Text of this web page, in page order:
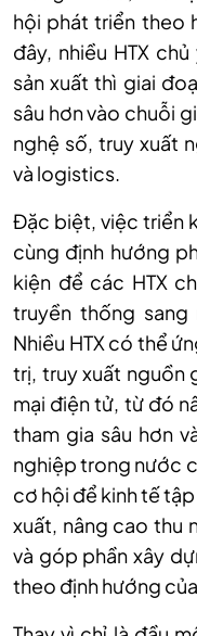
hội phát triển theo
đây, nhiều HTX
sản xuất thì giai
sâu hơn vào chuỗi
nghệ số, truy xuất
và logistics.
Đặc biệt, việc triển
cùng định hướng
kiện để các HTX
truyền thống sang
Nhiều HTX có thể
trị, truy xuất nguồn
mại điện tử, từ đó
tham gia sâu hơn
nghiệp trong nước
cơ hội để kinh tế
xuất, nâng cao thu
và góp phần xây
theo định hướng của